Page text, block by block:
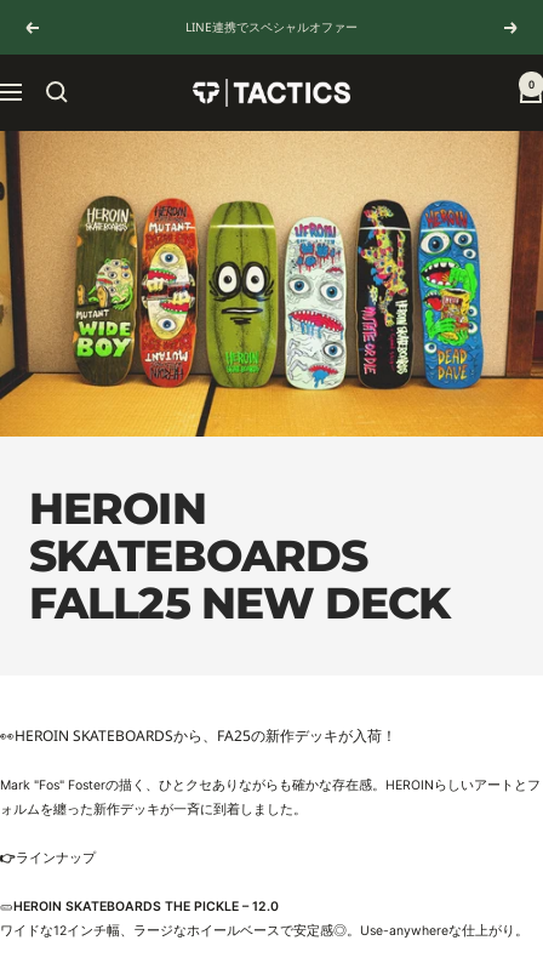
content
Previous LINE連携でスペシャルオファー Next
Navigation
TACTICS
JAPAN
0
HEROIN
SKATEBOARDS
FALL25 NEW DECK
👀HEROIN SKATEBOARDSから、FA25の新作デッキが入荷！
Mark "Fos" Fosterの描く、ひとクセありながらも確かな存在感。HEROINらしいアートとフ
ォルムを纏った新作デッキが一斉に到着しました。
👉ラインナップ
🥒HEROIN SKATEBOARDS THE PICKLE – 12.0
ワイドな12インチ幅、ラージなホイールベースで安定感◎。Use-anywhereな仕上がり。